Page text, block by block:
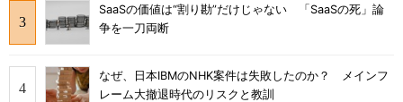
SaaSの価値は“割り勘”だけじゃない 「SaaSの死」論
争を一刀両断
なぜ、日本IBMのNHK案件は失敗したのか？ メインフ
レーム大撤退時代のリスクと教訓